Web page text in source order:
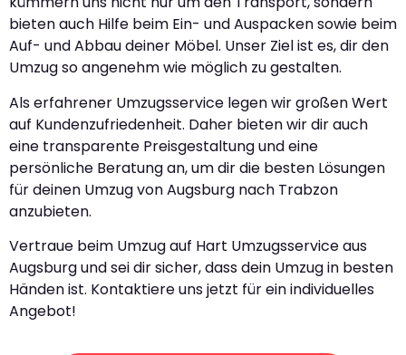
bieten auch Hilfe beim Ein- und Auspacken sowie beim
Auf- und Abbau deiner Möbel. Unser Ziel ist es, dir den
Umzug so angenehm wie möglich zu gestalten.
Als erfahrener Umzugsservice legen wir großen Wert
auf Kundenzufriedenheit. Daher bieten wir dir auch
eine transparente Preisgestaltung und eine
persönliche Beratung an, um dir die besten Lösungen
für deinen Umzug von Augsburg nach Trabzon
anzubieten.
Vertraue beim Umzug auf Hart Umzugsservice aus
Augsburg und sei dir sicher, dass dein Umzug in besten
Händen ist. Kontaktiere uns jetzt für ein individuelles
Angebot!